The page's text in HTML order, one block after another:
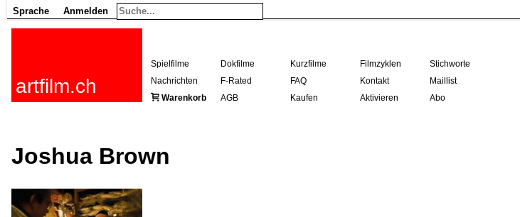
Sprache Anmelden
artfilm.ch
Spielfilme Dokfilme Kurzfilme Filmzyklen
Stichworte
Nachrichten
F-Rated FAQ Kontakt
Maillist
Warenkorb
AGB Kaufen Aktivieren Abo
Joshua Brown